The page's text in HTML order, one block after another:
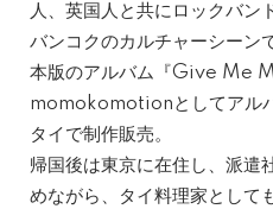
人、英国人と共にロックバン
バンコクのカルチャーシー
本版のアルバム『Give Me
momokomotionとしてアル
タイで制作販売。
帰国後は東京に在住し、派遣
めながら、タイ料理家として